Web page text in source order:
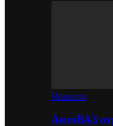
Новости
АвтоВАЗ